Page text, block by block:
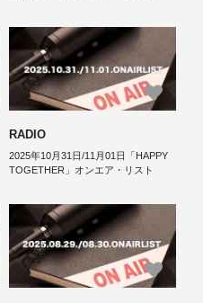
RADIO
2025年10月31日/11月01日「HAPPY
TOGETHER」オンエア・リスト